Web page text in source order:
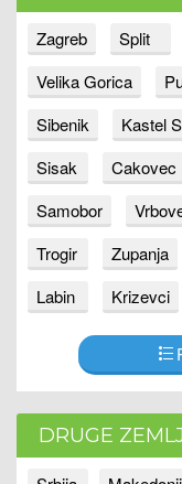
Zagreb Split
Velika Gorica
Sibenik
Kastel
Sisak
Cakovec
Samobor
Trogir
Zupanja
Labin
Krizevci
DRUGE